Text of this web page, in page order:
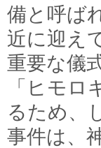
備と呼ば
近に迎え
重要な儀
「ヒモ
るため、
事件は、